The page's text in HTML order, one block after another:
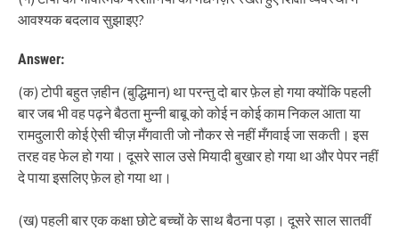
आवश्यक बदलाव सुझाइए?
Answer:
(क) टोपी बहुत ज़हीन (बुद्धिमान) था परन्तु दो बार फ़ेल हो गया क्योंकि पहली
बार जब भी वह पढ़ने बैठता मुन्नी बाबू को कोई न कोई काम निकल आता या
रामदुलारी कोई ऐसी चीज़ मँगवाती जो नौकर से नहीं मँगवाई जा सकती। इस
तरह वह फेल हो गया। दूसरे साल उसे मियादी बुखार हो गया था और पेपर नहीं
दे पाया इसलिए फ़ेल हो गया था।
(ख) पहली बार एक कक्षा छोटे बच्चों के साथ बैठना पड़ा। दूसरे साल सातवीं